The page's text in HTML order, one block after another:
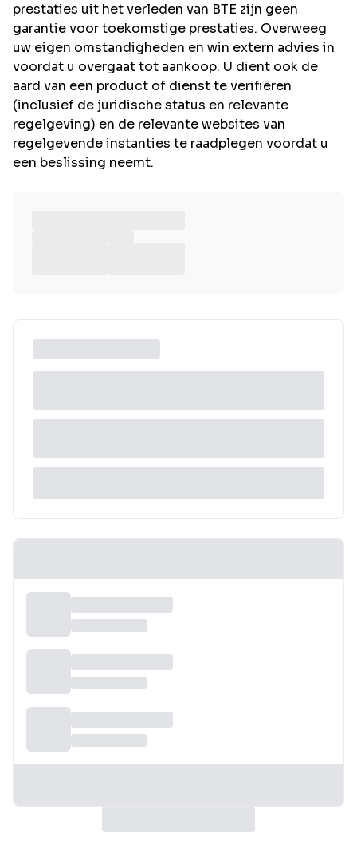
prestaties uit het verleden van BTE zijn geen
garantie voor toekomstige prestaties. Overweeg
uw eigen omstandigheden en win extern advies in
voordat u overgaat tot aankoop. U dient ook de
aard van een product of dienst te verifiëren
(inclusief de juridische status en relevante
regelgeving) en de relevante websites van
regelgevende instanties te raadplegen voordat u
een beslissing neemt.